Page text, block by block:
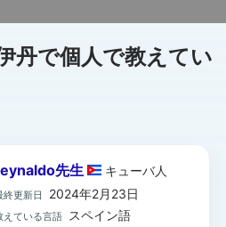
丹で個人で教えてい
先生 キューバ人
終更新日 2024年2月23日
えている言語 スペイン語